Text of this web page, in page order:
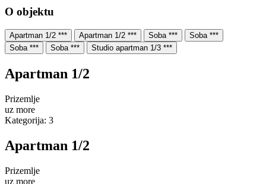
O objektu
Apartman 1/2 *** Apartman 1/2 *** Soba ***
Soba ***
Soba ***
Soba *** Studio apartman 1/3 ***
Apartman 1/2
Prizemlje
uz more
Kategorija: 3
Apartman 1/2
Prizemlje
uz more